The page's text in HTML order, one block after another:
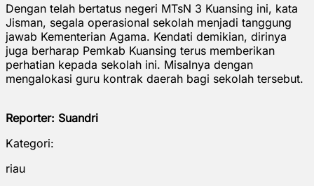
Dengan telah bertatus negeri MTsN 3 Kuansing ini, kata
Jisman, segala operasional sekolah menjadi tanggung
jawab Kementerian Agama. Kendati demikian, dirinya
juga berharap Pemkab Kuansing terus memberikan
perhatian kepada sekolah ini. Misalnya dengan
mengalokasi guru kontrak daerah bagi sekolah tersebut.
Reporter: Suandri
Kategori:
riau